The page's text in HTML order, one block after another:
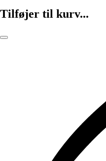
Tilføjer til kurv...